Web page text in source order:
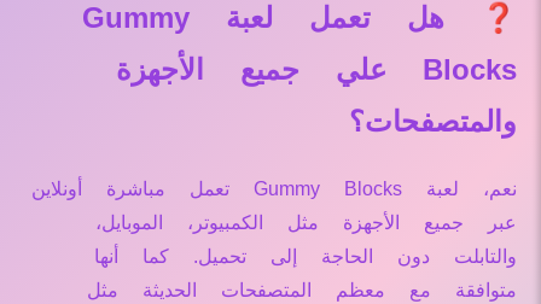
❓ هل تعمل لعبة Gummy
Blocks علي جميع الأجهزة
والمتصفحات؟
نعم، لعبة Gummy Blocks تعمل مباشرة أونلاين
عبر جميع الأجهزة مثل الكمبيوتر، الموبايل،
والتابلت دون الحاجة إلى تحميل. كما أنها
متوافقة مع معظم المتصفحات الحديثة مثل